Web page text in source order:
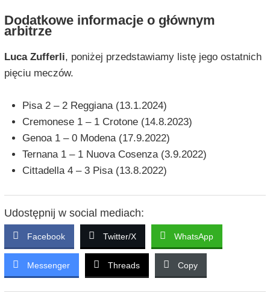
Dodatkowe informacje o głównym
arbitrze
Luca Zufferli, poniżej przedstawiamy listę jego ostatnich
pięciu meczów.
Pisa 2 – 2 Reggiana (13.1.2024)
Cremonese 1 – 1 Crotone (14.8.2023)
Genoa 1 – 0 Modena (17.9.2022)
Ternana 1 – 1 Nuova Cosenza (3.9.2022)
Cittadella 4 – 3 Pisa (13.8.2022)
Udostępnij w social mediach:
Facebook Twitter/X WhatsApp
Messenger Threads Copy